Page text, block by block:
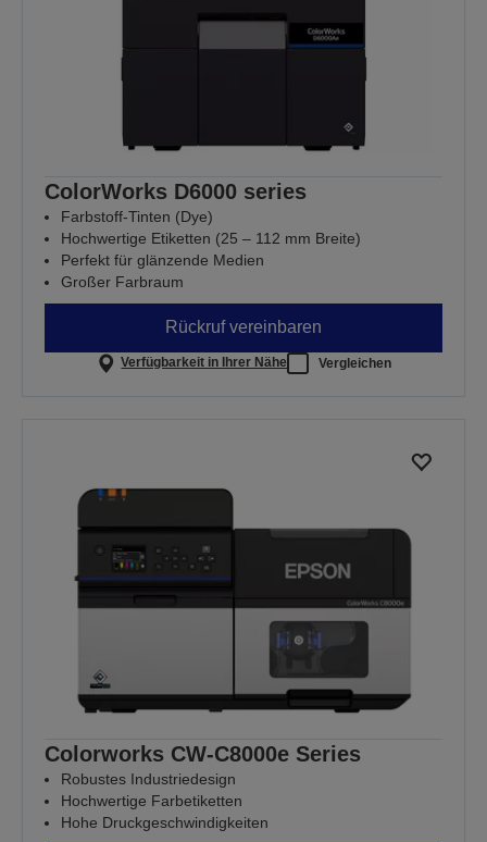
ColorWorks D6000 series
Farbstoff-Tinten (Dye)
Hochwertige Etiketten (25 – 112 mm Breite)
Perfekt für glänzende Medien
Großer Farbraum
Rückruf vereinbaren
Verfügbarkeit in Ihrer Nähe Vergleichen
Colorworks CW-C8000e Series
Robustes Industriedesign
Hochwertige Farbetiketten
Hohe Druckgeschwindigkeiten